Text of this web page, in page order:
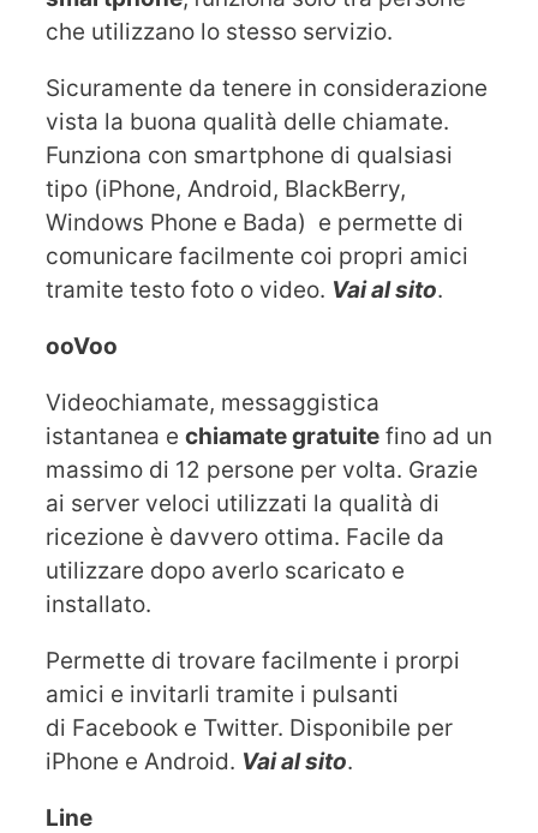
che utilizzano lo stesso servizio.
Sicuramente da tenere in considerazione
vista la buona qualità delle chiamate.
Funziona con smartphone di qualsiasi
tipo (iPhone, Android, BlackBerry,
Windows Phone e Bada) e permette di
comunicare facilmente coi propri amici
tramite testo foto o video. Vai al sito.
ooVoo
Videochiamate, messaggistica
istantanea e chiamate gratuite fino ad un
massimo di 12 persone per volta. Grazie
ai server veloci utilizzati la qualità di
ricezione è davvero ottima. Facile da
utilizzare dopo averlo scaricato e
installato.
Permette di trovare facilmente i prorpi
amici e invitarli tramite i pulsanti
di Facebook e Twitter. Disponibile per
iPhone e Android. Vai al sito.
Line